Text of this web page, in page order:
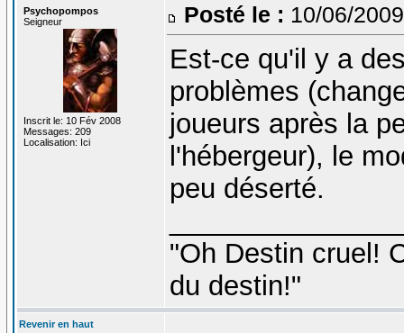
Psychopompos
Seigneur
Inscrit le: 10 Fév 2008
Messages: 209
Localisation: Ici
Posté le : 10/06/
Est-ce qu'il y a
problèmes
joueurs après la
l'hébergeur), le
peu déserté.
"Oh Destin cruel!
du destin!"
Revenir en haut